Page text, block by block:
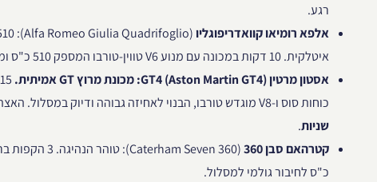
רגע.
אלפא רומיאו קוואדריפוגליו
איטלקית. 10 דקות במכונה עם מנוע V6 טווין-טורבו המספק 510 כ"ס ומהירות שיא של 307 קמ"ש.
אסטון מרטין GT4 (Aston Martin GT4):
מכונת מרוץ GT אמיתית.
כוחות סוס ו-V8 מוגדש טורבו, הבנוי לאחיזה גבוהה ודיוק במסלול. האצה מ-0 ל-100 קמ"ש ב-
שניות.
קטרהאם סבן 360
כ"ס לחיבור גולמי למסלול.